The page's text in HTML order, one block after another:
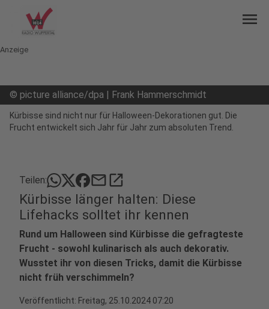
menu
Anzeige
© picture alliance/dpa | Frank Hammerschmidt
Kürbisse sind nicht nur für Halloween-Dekorationen gut. Die
Frucht entwickelt sich Jahr für Jahr zum absoluten Trend.
Teilen: mailopen_in_new
Kürbisse länger halten: Diese
Lifehacks solltet ihr kennen
Rund um Halloween sind Kürbisse die gefragteste
Frucht - sowohl kulinarisch als auch dekorativ.
Wusstet ihr von diesen Tricks, damit die Kürbisse
nicht früh verschimmeln?
Veröffentlicht: Freitag, 25.10.2024 07:20